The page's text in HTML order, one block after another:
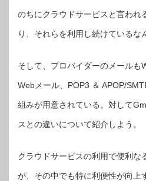
ー
カ
存
て
ラ
ウ
系
に
行
す
【デ
ジ
のちにクラウドサービスと言われ
り、それらを利用し続けているな
そして、プロバイダーのメールも
Webメール、POP3 ＆ APOP/
組みが用意されている。対して
スとの違いについて紹介しよう。
クラウドサービスの利用で便利な
が、その中でも特に利便性が向上